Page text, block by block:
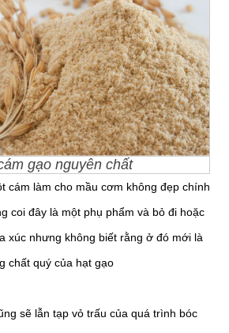
gạo nguyên chất
cám làm cho mầu cơm không đẹp chính
coi đây là một phụ phẩm và bỏ đi hoặc
xúc nhưng không biết rằng ở đó mới là
chất quý của hạt gạo
sẽ lẫn tạp vỏ trấu của quá trình bóc